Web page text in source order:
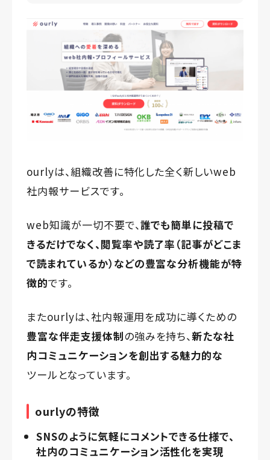
ourlyは、組織改善に特化した全く新しいweb
社内報サービスです。
web知識が一切不要で、誰でも簡単に投稿で
きるだけでなく、閲覧率や読了率（記事がどこま
で読まれているか）などの豊富な分析機能が特
徴的です。
またourlyは、社内報運用を成功に導くための
豊富な伴走支援体制の強みを持ち、新たな社
内コミュニケーションを創出する魅力的な
ツールとなっています。
ourlyの特徴
SNSのように気軽にコメントできる仕様で、
社内のコミュニケーション活性化を実現